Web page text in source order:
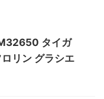
タイガ
リン グラシエ